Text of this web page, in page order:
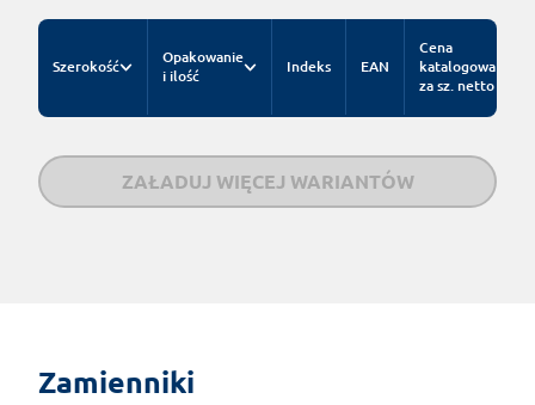
Szerokość
Opakowanie
i ilość
Indeks EAN
Cena
katalogowa
za sz. netto
ZAŁADUJ WIĘCEJ WARIANTÓW
Zamienniki